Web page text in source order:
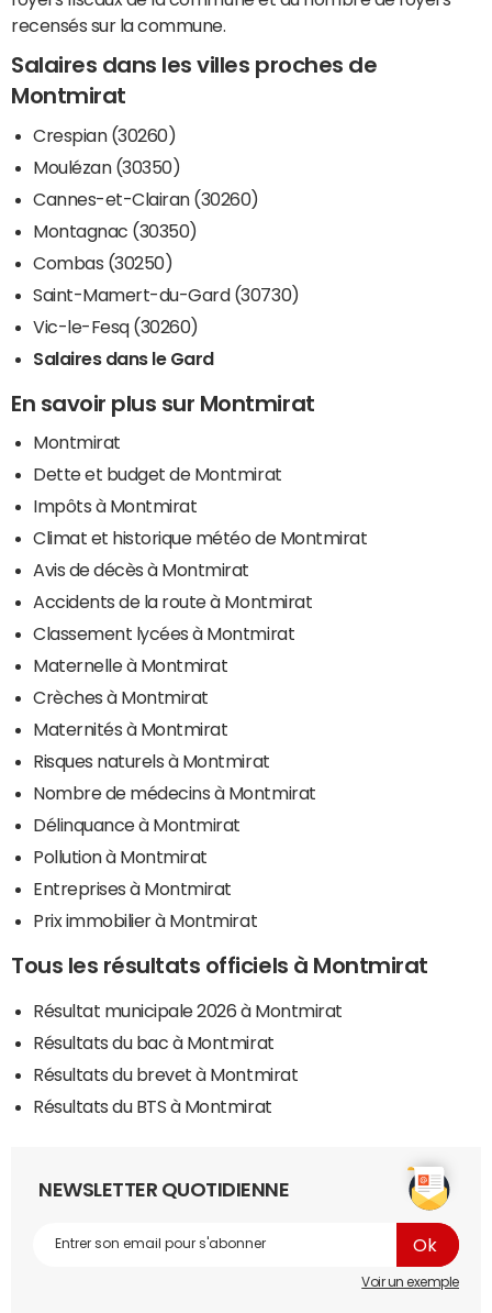
recensés sur la commune.
Salaires dans les villes proches de
Montmirat
Crespian (30260)
Moulézan (30350)
Cannes-et-Clairan (30260)
Montagnac (30350)
Combas (30250)
Saint-Mamert-du-Gard (30730)
Vic-le-Fesq (30260)
Salaires dans le Gard
En savoir plus sur Montmirat
Montmirat
Dette et budget de Montmirat
Impôts à Montmirat
Climat et historique météo de Montmirat
Avis de décès à Montmirat
Accidents de la route à Montmirat
Classement lycées à Montmirat
Maternelle à Montmirat
Crèches à Montmirat
Maternités à Montmirat
Risques naturels à Montmirat
Nombre de médecins à Montmirat
Délinquance à Montmirat
Pollution à Montmirat
Entreprises à Montmirat
Prix immobilier à Montmirat
Tous les résultats officiels à Montmirat
Résultat municipale 2026 à Montmirat
Résultats du bac à Montmirat
Résultats du brevet à Montmirat
Résultats du BTS à Montmirat
NEWSLETTER QUOTIDIENNE
Voir un exemple